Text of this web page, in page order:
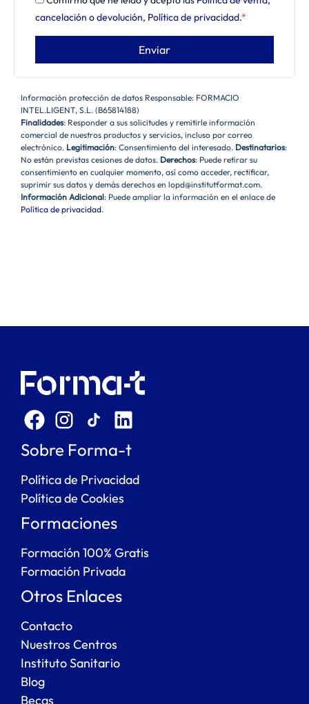
cancelación o devolución, Política de privacidad.*
Información protección de datos Responsable: FORMACIO
INTEL.LIGENT, S.L. (B65814188)
Finalidades: Responder a sus solicitudes y remitirle información
comercial de nuestros productos y servicios, incluso por correo
electrónico. Legitimación: Consentimiento del interesado. Destinatarios:
No están previstas cesiones de datos. Derechos: Puede retirar su
consentimiento en cualquier momento, así como acceder, rectificar,
suprimir sus datos y demás derechos en lopd@institutformat.com.
Información Adicional: Puede ampliar la información en el enlace de
Política de privacidad.
Sobre Forma-t
Política de Privacidad
Política de Cookies
Formaciones
Formación 100% Gratis
Formación Privada
Otros Enlaces
Contacto
Nuestros Centros
Instituto Sanitario
Blog
Becas